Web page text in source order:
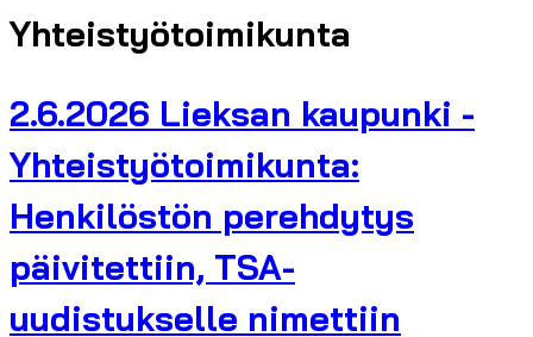
Yhteistyötoimikunta
2.6.2026 Lieksan kaupunki -
Yhteistyötoimikunta:
Henkilöstön perehdytys
päivitettiin, TSA-
uudistukselle nimettiin